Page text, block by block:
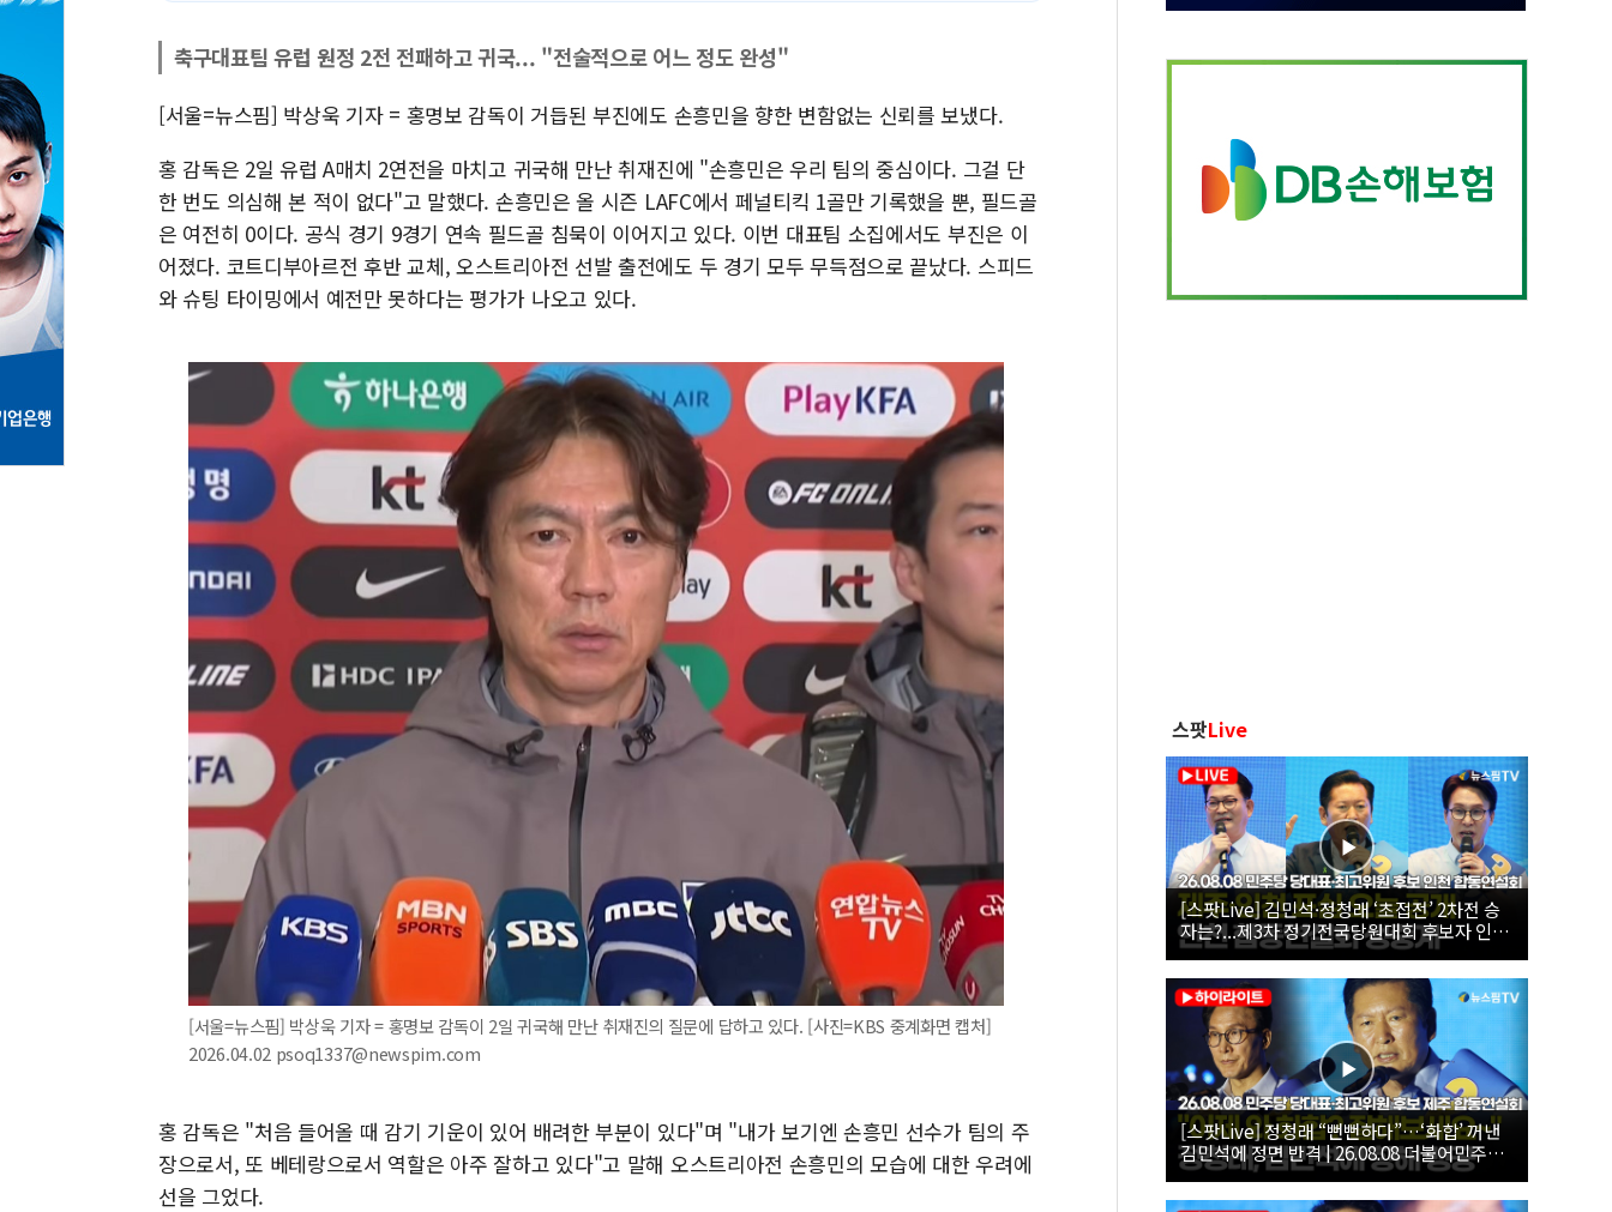
李대통령, 'ISA·주가누르기 방지법' 전면 재검토 지시
축구대표팀 유럽 원정 2전 전패하고 귀국... "전술적으로 어느 정도 완성"
[서울=뉴스핌] 박상욱 기자 = 홍명보 감독이 거듭된 부진에도 손흥민을 향한 변함없는 신뢰를 보냈다.
홍 감독은 2일 유럽 A매치 2연전을 마치고 귀국해 만난 취재진에 "손흥민은 우리 팀의 중심이다. 그걸 단
한 번도 의심해 본 적이 없다"고 말했다. 손흥민은 올 시즌 LAFC에서 페널티킥 1골만 기록했을 뿐, 필드골
은 여전히 0이다. 공식 경기 9경기 연속 필드골 침묵이 이어지고 있다. 이번 대표팀 소집에서도 부진은 이
어졌다. 코트디부아르전 후반 교체, 오스트리아전 선발 출전에도 두 경기 모두 무득점으로 끝났다. 스피드
와 슈팅 타이밍에서 예전만 못하다는 평가가 나오고 있다.
[서울=뉴스핌] 박상욱 기자 = 홍명보 감독이 2일 귀국해 만난 취재진의 질문에 답하고 있다. [사진=KBS 중계화면 캡처]
2026.04.02 psoq1337@newspim.com
홍 감독은 "처음 들어올 때 감기 기운이 있어 배려한 부분이 있다"며 "내가 보기엔 손흥민 선수가 팀의 주
장으로서, 또 베테랑으로서 역할은 아주 잘하고 있다"고 말해 오스트리아전 손흥민의 모습에 대한 우려에
선을 그었다.
스팟Live
[스팟Live] 김민석·정청래 ‘초접전’ 2차전 승
자는?...제3차 정기전국당원대회 후보자 인천
합동연설회 생중계 | 26.08.08
[스팟Live] 정청래 “뻔뻔하다”…‘화합’ 꺼낸
김민석에 정면 반격 | 26.08.08 더불어민주당
당대표·최고위원 후보 제주 합동연설회